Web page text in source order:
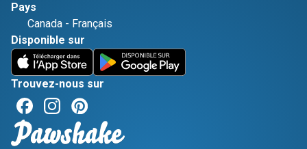
Pays
Canada - Français
Disponible sur
Trouvez-nous sur